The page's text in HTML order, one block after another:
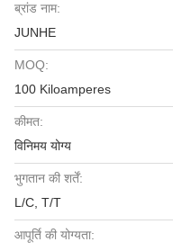
ब्रांड नाम:
JUNHE
MOQ:
100 Kiloamperes
कीमत:
विनिमय योग्य
भुगतान की शर्तें:
L/C, T/T
आपूर्ति की योग्यता: